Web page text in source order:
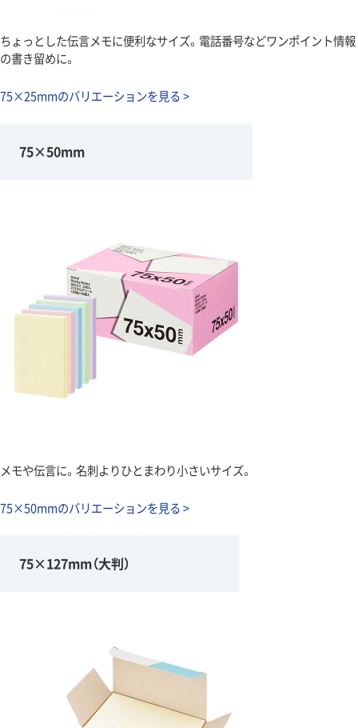
ちょっとした伝言メモに便利なサイズ。電話番号などワンポイント情報
の書き留めに。
75×25mmのバリエーションを見る >
75×50mm
メモや伝言に。名刺よりひとまわり小さいサイズ。
75×50mmのバリエーションを見る >
75×127mm（大判）